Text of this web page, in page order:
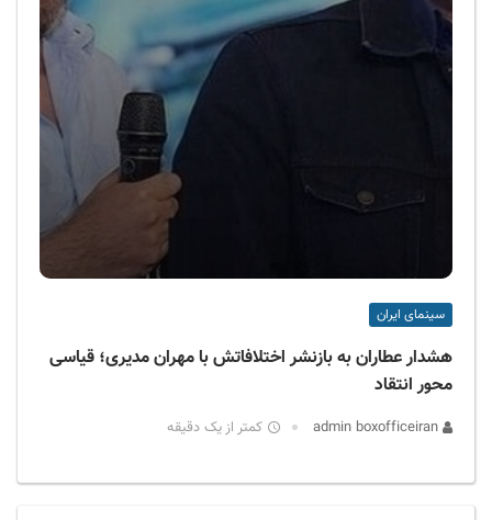
سینمای ایران
هشدار عطاران به بازنشر اختلافاتش با مهران مدیری؛ قیاسی
محور انتقاد
کمتر از یک دقیقه